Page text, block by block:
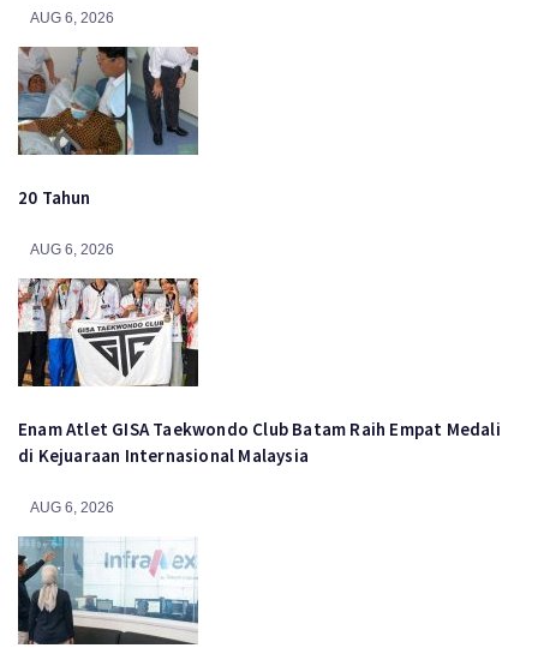
AUG 6, 2026
20 Tahun
AUG 6, 2026
Enam Atlet GISA Taekwondo Club Batam Raih Empat Medali
di Kejuaraan Internasional Malaysia
AUG 6, 2026